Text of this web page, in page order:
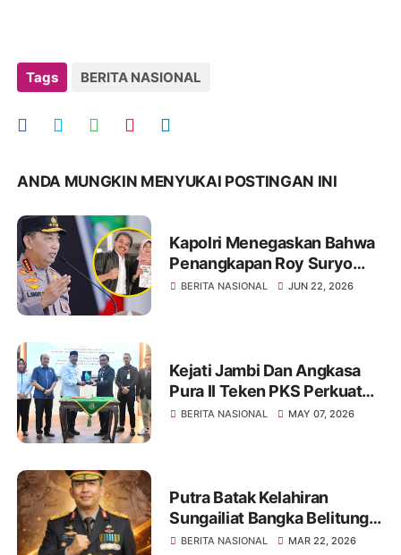
Tags BERITA NASIONAL
ANDA MUNGKIN MENYUKAI POSTINGAN INI
Kapolri Menegaskan Bahwa
Penangkapan Roy Suryo
Dan dr Tifa Dilakukan Sesuai
BERITA NASIONAL JUN 22, 2026
Kejati Jambi Dan Angkasa
Pura II Teken PKS Perkuat
Kepatuhan Dan
BERITA NASIONAL MAY 07, 2026
Putra Batak Kelahiran
Sungailiat Bangka Belitung
Irjen Pol Roma Hutajulu, SIK,
BERITA NASIONAL MAR 22, 2026